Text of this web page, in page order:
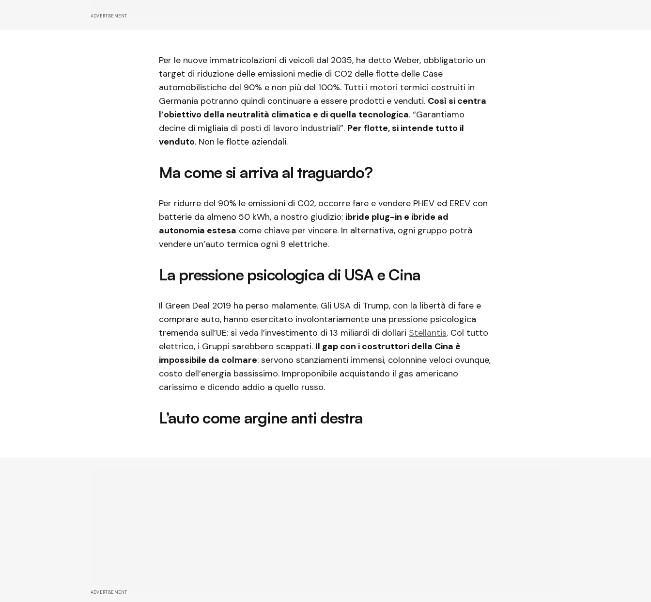
ADVERTISEMENT
Per le nuove immatricolazioni di veicoli dal 2035, ha detto Weber, obbligatorio un
target di riduzione delle emissioni medie di CO2 delle flotte delle Case
automobilistiche del 90% e non più del 100%. Tutti i motori termici costruiti in
Germania potranno quindi continuare a essere prodotti e venduti. Così si centra
l’obiettivo della neutralità climatica e di quella tecnologica. “Garantiamo
decine di migliaia di posti di lavoro industriali”. Per flotte, si intende tutto il
venduto. Non le flotte aziendali.
Ma come si arriva al traguardo?
Per ridurre del 90% le emissioni di C02, occorre fare e vendere PHEV ed EREV con
batterie da almeno 50 kWh, a nostro giudizio: ibride plug-in e ibride ad
autonomia estesa come chiave per vincere. In alternativa, ogni gruppo potrà
vendere un’auto termica ogni 9 elettriche.
La pressione psicologica di USA e Cina
Il Green Deal 2019 ha perso malamente. Gli USA di Trump, con la libertà di fare e
comprare auto, hanno esercitato involontariamente una pressione psicologica
tremenda sull’UE: si veda l’investimento di 13 miliardi di dollari Stellantis. Col tutto
elettrico, i Gruppi sarebbero scappati. Il gap con i costruttori della Cina è
impossibile da colmare: servono stanziamenti immensi, colonnine veloci ovunque,
costo dell’energia bassissimo. Improponibile acquistando il gas americano
carissimo e dicendo addio a quello russo.
L’auto come argine anti destra
ADVERTISEMENT